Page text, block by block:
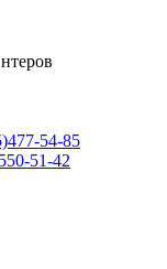
477-54-85
550-51-42